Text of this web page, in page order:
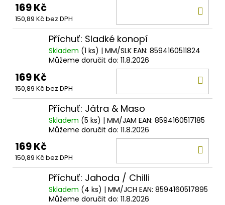
169 Kč
150,89 Kč bez DPH
Příchuť: Sladké konopí
Skladem (1 ks) | MM/SLK EAN: 8594160511824
Můžeme doručit do: 11.8.2026
169 Kč
150,89 Kč bez DPH
Příchuť: Játra & Maso
Skladem (5 ks) | MM/JAM EAN: 8594160517185
Můžeme doručit do: 11.8.2026
169 Kč
150,89 Kč bez DPH
Příchuť: Jahoda / Chilli
Skladem (4 ks) | MM/JCH EAN: 8594160517895
Můžeme doručit do: 11.8.2026